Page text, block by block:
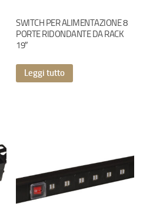
SWITCH PER ALIMENTAZIONE 8
PORTE RIDONDANTE DA RACK
19″
Leggi tutto